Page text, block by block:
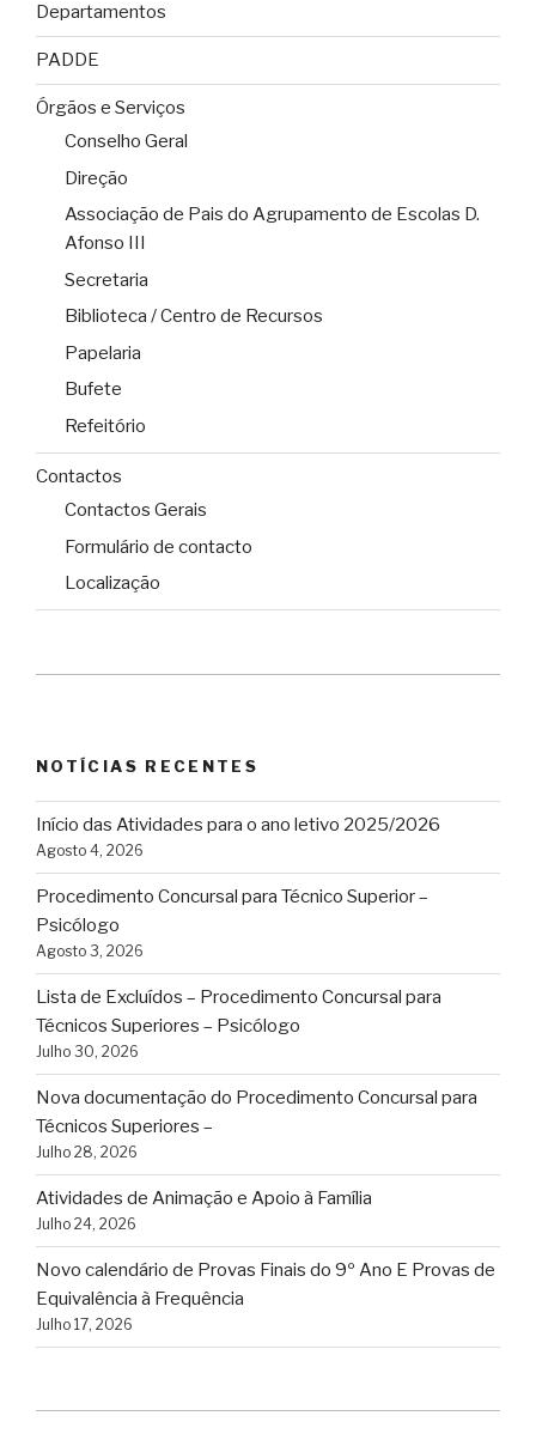
Departamentos
PADDE
Órgãos e Serviços
Conselho Geral
Direção
Associação de Pais do Agrupamento de Escolas D.
Afonso III
Secretaria
Biblioteca / Centro de Recursos
Papelaria
Bufete
Refeitório
Contactos
Contactos Gerais
Formulário de contacto
Localização
NOTÍCIAS RECENTES
Início das Atividades para o ano letivo 2025/2026
Agosto 4, 2026
Procedimento Concursal para Técnico Superior –
Psicólogo
Agosto 3, 2026
Lista de Excluídos – Procedimento Concursal para
Técnicos Superiores – Psicólogo
Julho 30, 2026
Nova documentação do Procedimento Concursal para
Técnicos Superiores –
Julho 28, 2026
Atividades de Animação e Apoio à Família
Julho 24, 2026
Novo calendário de Provas Finais do 9º Ano E Provas de
Equivalência à Frequência
Julho 17, 2026